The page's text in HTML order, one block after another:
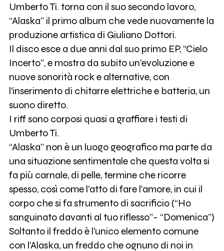
Umberto Ti. torna con il suo secondo lavoro,
“Alaska” il primo album che vede nuovamente la
produzione artistica di Giuliano Dottori.
Il disco esce a due anni dal suo primo EP, “Cielo
Incerto”, e mostra da subito un'evoluzione e
nuove sonorità rock e alternative, con
l'inserimento di chitarre elettriche e batteria, un
suono diretto.
I riff sono corposi quasi a graffiare i testi di
Umberto Ti.
“Alaska” non è un luogo geografico ma parte da
una situazione sentimentale che questa volta si
fa più carnale, di pelle, termine che ricorre
spesso, così come l'atto di fare l'amore, in cui il
corpo che si fa strumento di sacrificio (“Ho
sanguinato davanti al tuo riflesso”- “Domenica”)
Soltanto il freddo è l'unico elemento comune
con l'Alaska, un freddo che ognuno di noi in